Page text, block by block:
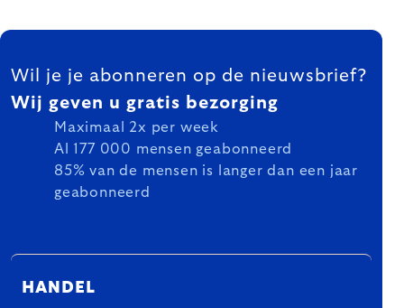
FOOTER
Wil je je abonneren op de nieuwsbrief?
Wij geven u gratis bezorging
Maximaal 2x per week
Al 177 000 mensen geabonneerd
85% van de mensen is langer dan een jaar
geabonneerd
HANDEL